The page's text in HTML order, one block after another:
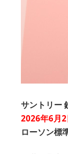
サントリー
2026年6月2
ローソン標